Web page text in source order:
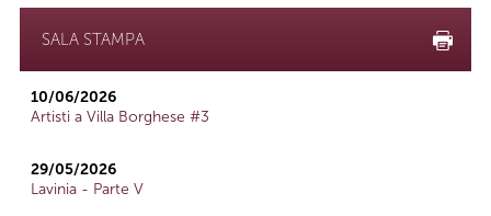
SALA STAMPA
10/06/2026
Artisti a Villa Borghese #3
29/05/2026
Lavinia - Parte V